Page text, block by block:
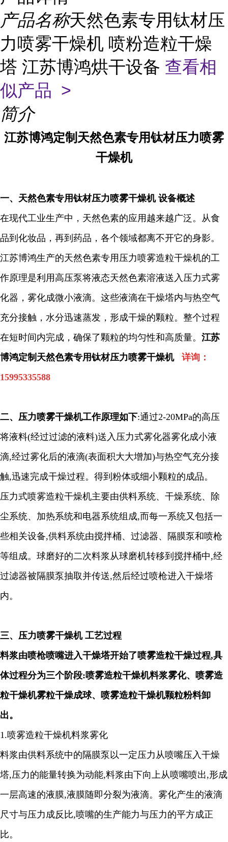
产品名称天然色素专用钛材压
力喷雾干燥机 喷粉造粒干燥
塔 江苏博鸿烘干设备 查看相
似产品 >
简介
江苏博鸿定制天然色素专用钛材压力喷雾
干燥机
一、 天然色素专用钛材压力喷雾干燥机 设备概述
在现代工业生产中，天然色素的应用越来越广泛。从食
品到化妆品，再到药品，各个领域都离不开它的身影。
江苏博鸿生产的天然色素专用压力喷雾造粒干燥机的工
作原理是利用高压泵将液态天然色素溶液送入压力式雾
化器，雾化成微小液滴。这些液滴在干燥塔内与热空气
充分接触，水分迅速蒸发，形成干燥的颗粒。整个过程
在短时间内完成，确保了颗粒的均匀性和高质量。 江苏
博鸿定制天然色素专用钛材压力喷雾干燥机 详询：
15995335588
二、 压力喷雾干燥机工作原理如下:通过2-20MPa的高压
将液料(经过过滤的液料)送入压力式雾化器雾化成小液
滴,经过雾化后的液滴(表面积大大增加)与热空气充分接
触,迅速完成干燥过程。得到粉体或细小颗粒的成品。
压力式喷雾造粒干燥机主要由供料系统、干燥系统、除
尘系统、加热系统和电器系统组成,而每一系统又包括一
些相关设备,供料系统由搅拌桶、过滤器、隔膜泵和喷枪
等组成。球磨好的二次料浆从球磨机转移到搅拌桶中,经
过滤器被隔膜泵抽取并传送,然后经过喷枪进入干燥塔
内。
三、 压力喷雾干燥机 工艺过程
料浆由喷枪喷嘴进入干燥塔开始了喷雾造粒干燥过程,具
体过程分为三个阶段:喷雾造粒干燥机料浆雾化、喷雾造
粒干燥机雾粒干燥成球、喷雾造粒干燥机颗粒粉料卸
出。
1.喷雾造粒干燥机料浆雾化
料浆由供料系统中的隔膜泵以一定压力从喷嘴压入干燥
塔,压力的能量转换为动能,料浆由下向上从喷嘴喷出,形成
一层高速的液膜,液膜随即分裂为液滴。雾化产生的液滴
尺寸与压力成反比,喷嘴的生产能力与压力的平方成正
比。